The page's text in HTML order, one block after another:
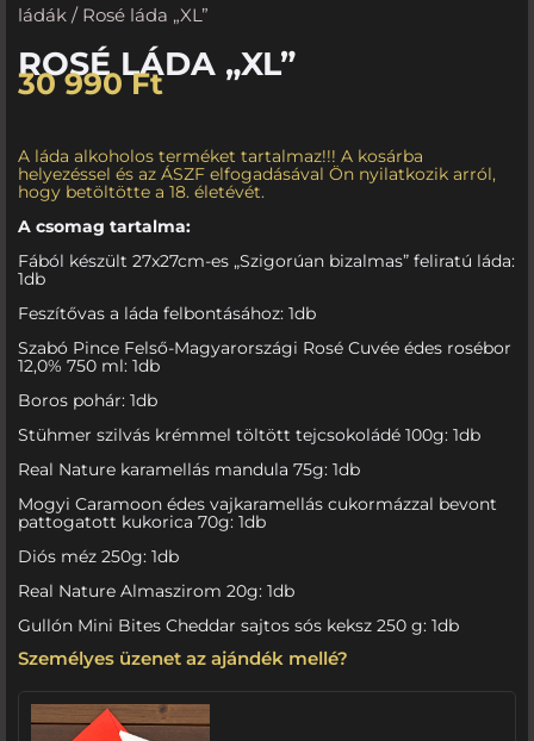
ládák / Rosé láda „XL”
ROSÉ LÁDA „XL”
30 990Ft
A láda alkoholos terméket tartalmaz!!! A kosárba
helyezéssel és az ÁSZF elfogadásával Ön nyilatkozik arról,
hogy betöltötte a 18. életévét.
A csomag tartalma:
Fából készült 27x27cm-es „Szigorúan bizalmas” feliratú láda:
1db
Feszítővas a láda felbontásához: 1db
Szabó Pince Felső-Magyarországi Rosé Cuvée édes rosébor
12,0% 750 ml: 1db
Boros pohár: 1db
Stühmer szilvás krémmel töltött tejcsokoládé 100g: 1db
Real Nature karamellás mandula 75g: 1db
Mogyi Caramoon édes vajkaramellás cukormázzal bevont
pattogatott kukorica 70g: 1db
Diós méz 250g: 1db
Real Nature Almaszirom 20g: 1db
Gullón Mini Bites Cheddar sajtos sós keksz 250 g: 1db
Személyes üzenet az ajándék mellé?